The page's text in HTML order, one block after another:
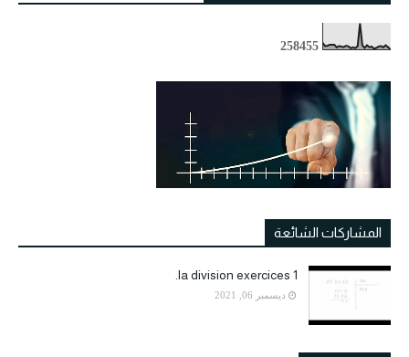
258455
المشاركات الشائعة
la division exercices 1.
ديسمبر 06, 2021